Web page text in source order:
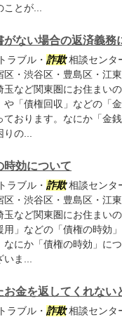
ことが...
がない場合の返済義務
ラブル・ 詐欺相談センタ
・渋谷区・豊島区・江
玉など関東圏にお住まい
や「債権回収」などの「
ております。なにか「金
りの...
時効について
ラブル・ 詐欺相談センタ
・渋谷区・豊島区・江
玉など関東圏にお住まい
用」などの「債権の時効
なにか「債権の時効」に
いま...
お金を返してくれない
ラブル・ 詐欺相談センタ